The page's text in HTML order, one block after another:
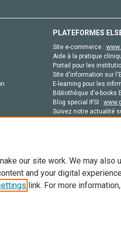
PLATEFORMES
Site e-commerce :
Aide à la pratique
Portail pour les
Site d'information sur
E-learning pour les
Bibliothèque d'e-books
Blog special IFSI :
Suivez notre actualité
© 2026 Elsevier, ses concédants de
et aux technologies similaires. Pour tout
our site work. We may also
and your digital
link. For more